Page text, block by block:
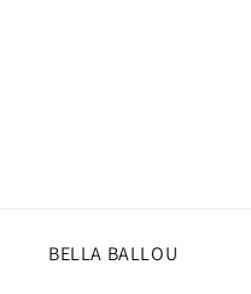
BELLA BALLOU